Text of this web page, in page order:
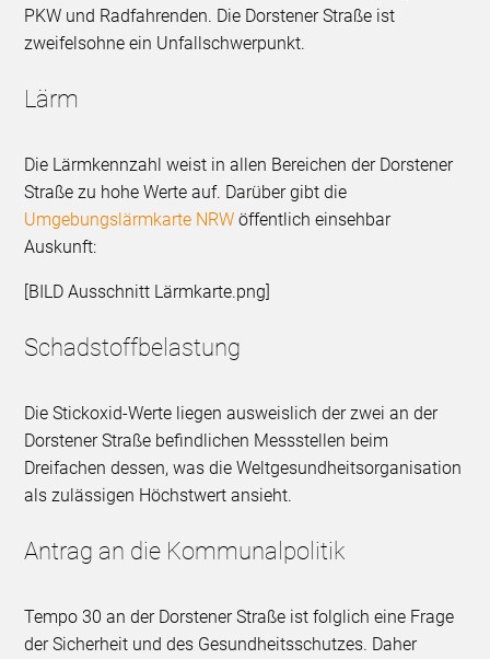
PKW und Radfahrenden. Die Dorstener Straße ist
zweifelsohne ein Unfallschwerpunkt.
Lärm
Die Lärmkennzahl weist in allen Bereichen der Dorstener
Straße zu hohe Werte auf. Darüber gibt die
Umgebungslärmkarte NRW öffentlich einsehbar
Auskunft:
[BILD Ausschnitt Lärmkarte.png]
Schadstoffbelastung
Die Stickoxid-Werte liegen ausweislich der zwei an der
Dorstener Straße befindlichen Messstellen beim
Dreifachen dessen, was die Weltgesundheitsorganisation
als zulässigen Höchstwert ansieht.
Antrag an die Kommunalpolitik
Tempo 30 an der Dorstener Straße ist folglich eine Frage
der Sicherheit und des Gesundheitsschutzes. Daher